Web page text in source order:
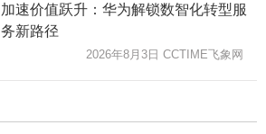
加速价值跃升：华为解锁数智化转型服
务新路径
2026年8月3日 CCTIME飞象网